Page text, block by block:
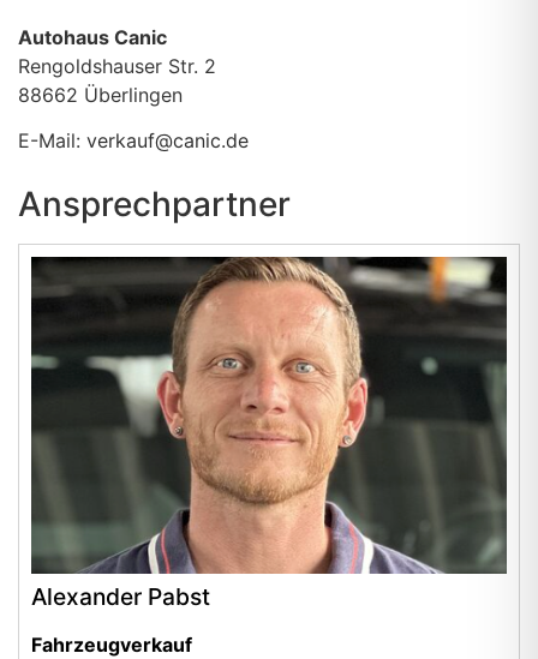
Autohaus Canic
Rengoldshauser Str. 2
88662 Überlingen
E-Mail: verkauf@canic.de
Ansprechpartner
Alexander Pabst
Fahrzeugverkauf